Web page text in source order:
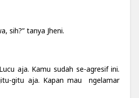
sih?” tanya Jheni.
aja. Kamu sudah se-agresif ini.
gitu aja. Kapan mau ngelamar